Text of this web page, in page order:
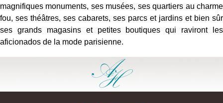
magnifiques monuments, ses musées, ses quartiers au charme
fou, ses théâtres, ses cabarets, ses parcs et jardins et bien sûr
ses grands magasins et petites boutiques qui raviront les
aficionados de la mode parisienne.